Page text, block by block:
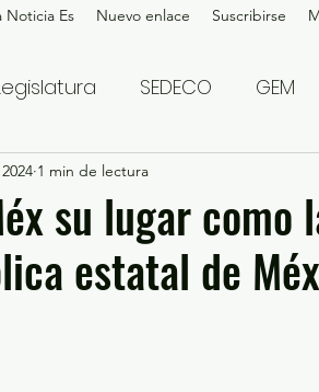
Noticia Es Nuevo enlace Suscribirse
SEDECO GEM
Gubernatura Edoméx 2023
Justicia Denuncia
su lugar como
estatal de
1 min de lectura